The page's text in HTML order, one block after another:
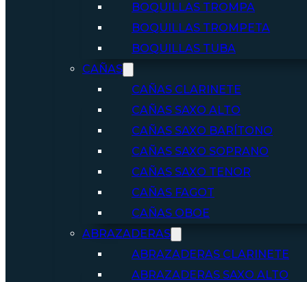
BOQUILLAS TROMPA
BOQUILLAS TROMPETA
BOQUILLAS TUBA
CAÑAS
CAÑAS CLARINETE
CAÑAS SAXO ALTO
CAÑAS SAXO BARÍTONO
CAÑAS SAXO SOPRANO
CAÑAS SAXO TENOR
CAÑAS FAGOT
CAÑAS OBOE
ABRAZADERAS
ABRAZADERAS CLARINETE
ABRAZADERAS SAXO ALTO